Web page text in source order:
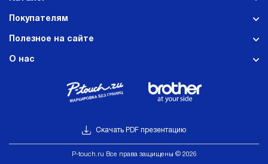
Покупателям
Полезное на сайте
О нас
Скачать PDF презентацию
Р-touch.ru Все права защищены © 2026